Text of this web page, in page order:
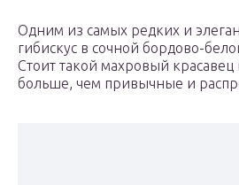
Одним из самых редких и
гибискус в сочной бордово-
Стоит такой махровый красавец
больше, чем привычные и